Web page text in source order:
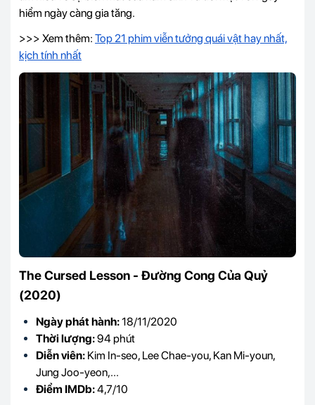
hiểm ngày càng gia tăng.
>>> Xem thêm: Top 21 phim viễn tưởng quái vật hay nhất,
kịch tính nhất
The Cursed Lesson - Đường Cong Của Quỷ
(2020)
Ngày phát hành:18/11/2020
Thời lượng:94 phút
Diễn viên: Kim In‑seo, Lee Chae‑you, Kan Mi‑youn,
Jung Joo‑yeon,...
Điểm IMDb:4,7/10